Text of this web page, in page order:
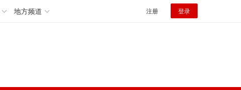
地方频道 注册 登录